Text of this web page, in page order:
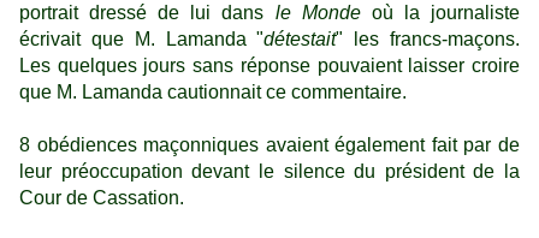
portrait dressé de lui dans le Mondeoù la journaliste
écrivait que M. Lamanda "détestait" les francs-maçons.
Les quelques jours sans réponse pouvaient laisser croire
que M. Lamanda cautionnait ce commentaire.
8 obédiences maçonniques avaient également fait par de
leur préoccupation devant le silence du président de la
Cour de Cassation.